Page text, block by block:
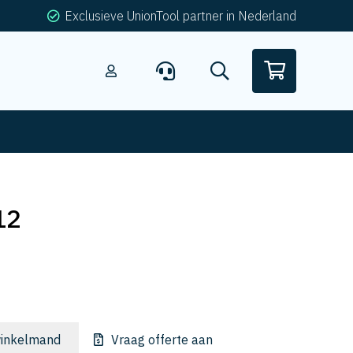
Exclusieve UnionTool partner in Nederland
Vraag offerte aan